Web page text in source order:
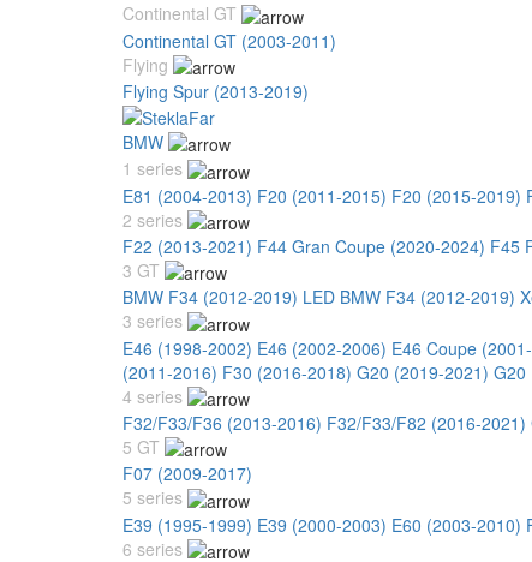
Continental GT
Continental GT (2003-2011)
Flying
Flying Spur (2013-2019)
BMW
1 series
E81 (2004-2013) F20 (2011-2015) F20 (2015-2019)
2 series
F22 (2013-2021) F44 Gran Coupe (2020-2024) F45
3 GT
BMW F34 (2012-2019) LED BMW F34 (2012-2019)
3 series
E46 (1998-2002) E46 (2002-2006) E46 Coupe
(2011-2016) F30 (2016-2018) G20 (2019-2021) G20
4 series
F32/F33/F36 (2013-2016) F32/F33/F82 (2016-2021)
5 GT
F07 (2009-2017)
5 series
E39 (1995-1999) E39 (2000-2003) E60 (2003-2010)
6 series